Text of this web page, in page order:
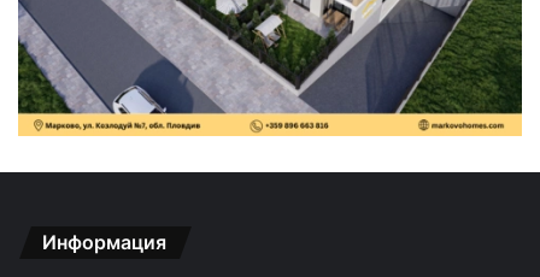
Информация